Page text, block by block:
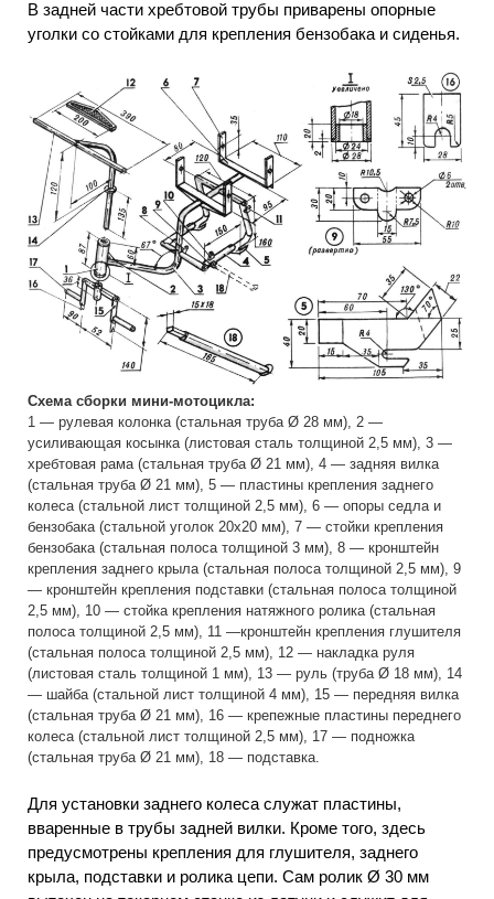
В задней части хребтовой трубы приварены опорные
уголки со стойками для крепления бензобака и сиденья.
Схема сборки мини-мотоцикла:
1 — рулевая колонка (стальная труба Ø 28 мм), 2 —
усиливающая косынка (листовая сталь толщиной 2,5 мм), 3 —
хребтовая рама (стальная труба Ø 21 мм), 4 — задняя вилка
(стальная труба Ø 21 мм), 5 — пластины крепления заднего
колеса (стальной лист толщиной 2,5 мм), 6 — опоры седла и
бензобака (стальной уголок 20х20 мм), 7 — стойки крепления
бензобака (стальная полоса толщиной 3 мм), 8 — кронштейн
крепления заднего крыла (стальная полоса толщиной 2,5 мм), 9
— кронштейн крепления подставки (стальная полоса толщиной
2,5 мм), 10 — стойка крепления натяжного ролика (стальная
полоса толщиной 2,5 мм), 11 —кронштейн крепления глушителя
(стальная полоса толщиной 2,5 мм), 12 — накладка руля
(листовая сталь толщиной 1 мм), 13 — руль (труба Ø 18 мм), 14
— шайба (стальной лист толщиной 4 мм), 15 — передняя вилка
(стальная труба Ø 21 мм), 16 — крепежные пластины переднего
колеса (стальной лист толщиной 2,5 мм), 17 — подножка
(стальная труба Ø 21 мм), 18 — подставка.
Для установки заднего колеса служат пластины,
вваренные в трубы задней вилки. Кроме того, здесь
предусмотрены крепления для глушителя, заднего
крыла, подставки и ролика цепи. Сам ролик Ø 30 мм